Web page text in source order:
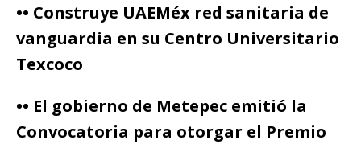
•• Construye UAEMéx red sanitaria de
vanguardia en su Centro Universitario
Texcoco
•• El gobierno de Metepec emitió la
Convocatoria para otorgar el Premio